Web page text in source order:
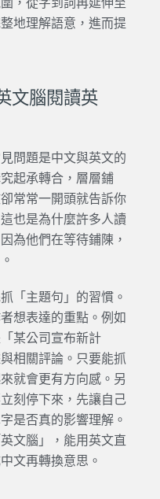
，從字到詞再延伸至
地理解語意，進而提
文腦閱讀英
問題是中文與英文的
起承轉合，層層鋪
常常一開頭就告訴你
也是為什麼許多人讀
為他們在等待鋪陳，
「主題句」的習慣。
想表達的重點。例如
某公司宣布新計
相關評論。只要能抓
就會更有方向感。另
刻停下來，先讓自己
是否真的影響理解。
文腦」，能用英文直
文再轉換意思。